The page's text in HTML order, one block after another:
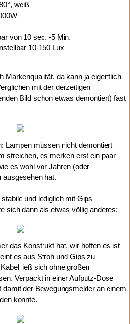
weiß
von 10 sec. -5 Min.
10-150 Lux
Markenqualität, da kann ja eigentlich
mit der derzeitigen
Bild schon etwas demontiert) fast
Lampen müssen nicht demontiert
streichen, es merken erst ein paar
es wohl vor Jahren (oder
ausgesehen hat.
und lediglich mit Gips
sich dann als etwas völlig anderes:
das Konstrukt hat, wir hoffen es ist
es aus Stroh und Gips zu
ließ sich ohne großen
Verpackt in einer Aufputz-Dose
der Bewegungsmelder an einem
konnte.